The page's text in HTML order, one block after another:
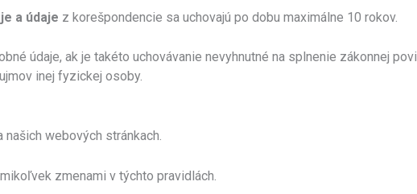
a údaje z korešpondencie sa uchovajú po dobu maximálne 10 rokov.
údaje, ak je takéto uchovávanie nevyhnutné na splnenie zákonnej
inej fyzickej osoby.
webových stránkach.
zmenami v týchto pravidlách.